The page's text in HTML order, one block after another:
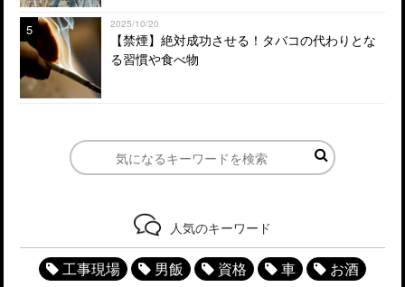
5 2025/10/20
【禁煙】絶対成功させる！タバコの代わりとな
る習慣や食べ物
人気のキーワード
工事現場 男飯 資格 車
お酒